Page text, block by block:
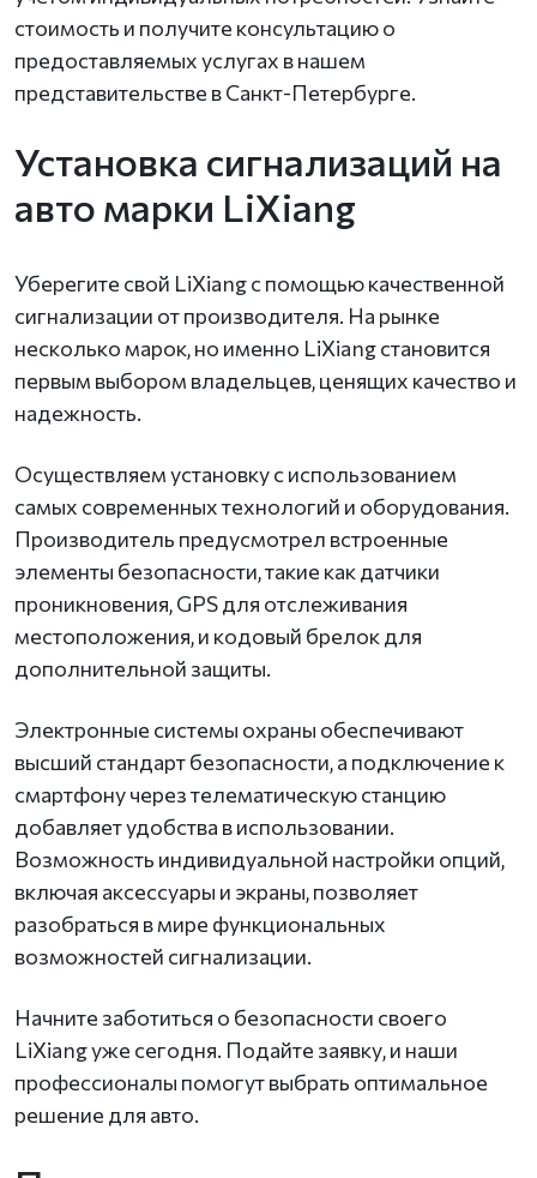
стоимость и получите консультацию о
предоставляемых услугах в нашем
представительстве в Санкт-Петербурге.
Установка сигнализаций на
авто марки LiXiang
Уберегите свой LiXiang с помощью качественной
сигнализации от производителя. На рынке
несколько марок, но именно LiXiang становится
первым выбором владельцев, ценящих качество и
надежность.
Осуществляем установку с использованием
самых современных технологий и оборудования.
Производитель предусмотрел встроенные
элементы безопасности, такие как датчики
проникновения, GPS для отслеживания
местоположения, и кодовый брелок для
дополнительной защиты.
Электронные системы охраны обеспечивают
высший стандарт безопасности, а подключение к
смартфону через телематическую станцию
добавляет удобства в использовании.
Возможность индивидуальной настройки опций,
включая аксессуары и экраны, позволяет
разобраться в мире функциональных
возможностей сигнализации.
Начните заботиться о безопасности своего
LiXiang уже сегодня. Подайте заявку, и наши
профессионалы помогут выбрать оптимальное
решение для авто.